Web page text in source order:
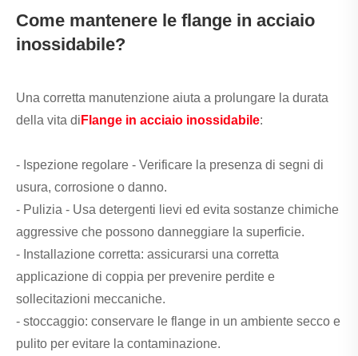
Come mantenere le flange in acciaio
inossidabile?
Una corretta manutenzione aiuta a prolungare la durata
della vita di Flange in acciaio inossidabile:
- Ispezione regolare - Verificare la presenza di segni di
usura, corrosione o danno.
- Pulizia - Usa detergenti lievi ed evita sostanze chimiche
aggressive che possono danneggiare la superficie.
- Installazione corretta: assicurarsi una corretta
applicazione di coppia per prevenire perdite e
sollecitazioni meccaniche.
- stoccaggio: conservare le flange in un ambiente secco e
pulito per evitare la contaminazione.